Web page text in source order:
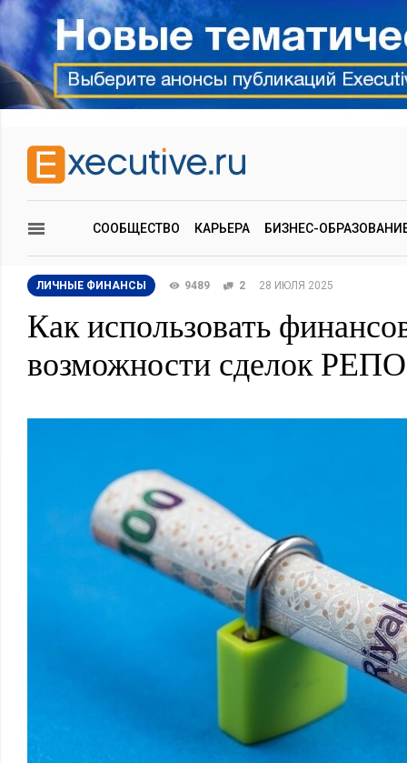
СООБЩЕСТВО КАРЬЕРА БИЗНЕС-
ЛИЧНЫЕ ФИНАНСЫ 9489 2 28 ИЮЛЯ 2025
Как использовать
возможности сделок РЕПО